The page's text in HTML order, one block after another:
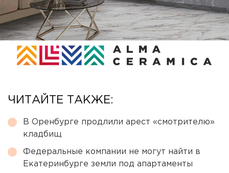
ЧИТАЙТЕ ТАКЖЕ:
В Оренбурге продлили арест «смотрителю»
кладбищ
Федеральные компании не могут найти в
Екатеринбурге земли под апартаменты